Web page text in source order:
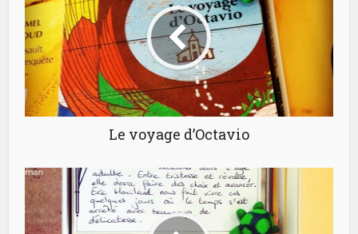
Le voyage d’Octavio